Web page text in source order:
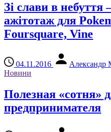
Зі слави в
ажітотаж для
Foursquare, Vine
04.11.2016
Александр
Новини
Полезная «сотня»
предпринимателя